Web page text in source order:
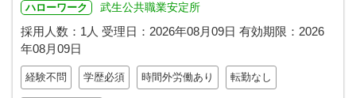
ハローワーク 武生公共職業安定所
採用人数：1人 受理日： 2026年08月09日 有効期限： 2026
年08月09日
経験不問 学歴必須 時間外労働あり 転勤なし